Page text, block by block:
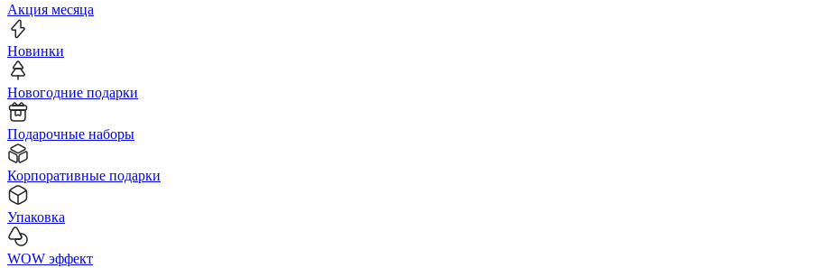
Акция месяца
Новинки
Новогодние подарки
Подарочные наборы
Корпоративные подарки
Упаковка
WOW эффект